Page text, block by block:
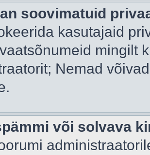
soovimatuid
kasutajaid
mingilt
Nemad
või solvava